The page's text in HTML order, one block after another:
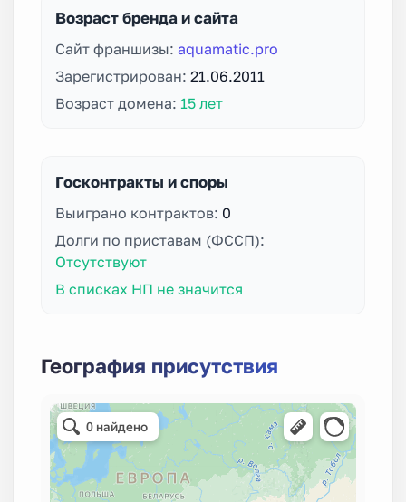
Возраст бренда и сайта
Сайт франшизы: aquamatic.pro
Зарегистрирован: 21.06.2011
Возраст домена: 15 лет
Госконтракты и споры
Выиграно контрактов: 0
Долги по приставам (ФССП):
Отсутствуют
В списках НП не значится
География присутствия